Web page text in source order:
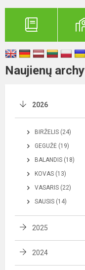
Naujienų
2026
BIRŽELIS (24)
GEGUŽĖ (19)
BALANDIS (18)
KOVAS (13)
VASARIS (22)
SAUSIS (14)
2025
2024